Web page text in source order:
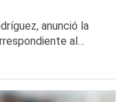
anunció la
al…